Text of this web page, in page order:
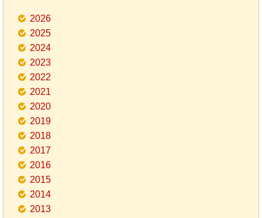
2026
2025
2024
2023
2022
2021
2020
2019
2018
2017
2016
2015
2014
2013